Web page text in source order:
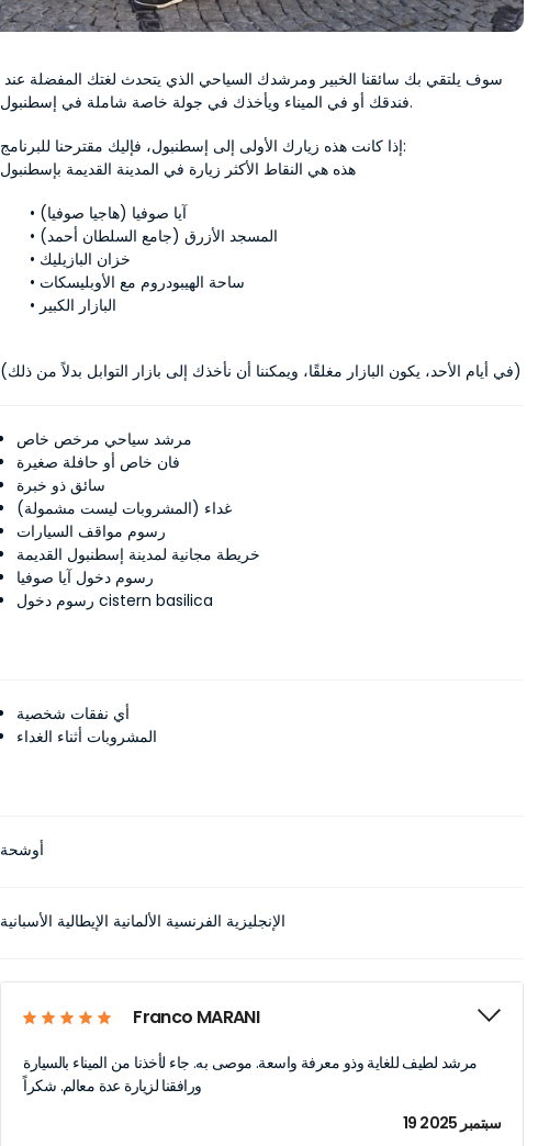
سوف يلتقي بك سائقنا الخبير ومرشدك السياحي الذي يتحدث لغتك المفضلة عند
فندقك أو في الميناء ويأخذك في جولة خاصة شاملة في إسطنبول.
إذا كانت هذه زيارك الأولى إلى إسطنبول، فإليك مقترحنا للبرنامج:
هذه هي النقاط الأكثر زيارة في المدينة القديمة بإسطنبول
آيا صوفيا (هاجيا صوفيا)
المسجد الأزرق (جامع السلطان أحمد)
خزان البازيليك
ساحة الهيبودروم مع الأوبليسكات
البازار الكبير
(في أيام الأحد، يكون البازار مغلقًا، ويمكننا أن نأخذك إلى بازار التوابل بدلاً من ذلك)
مرشد سياحي مرخص خاص
فان خاص أو حافلة صغيرة
سائق ذو خبرة
غداء (المشروبات ليست مشمولة)
رسوم مواقف السيارات
خريطة مجانية لمدينة إسطنبول القديمة
رسوم دخول آيا صوفيا
رسوم دخول cistern basilica
أي نفقات شخصية
المشروبات أثناء الغداء
أوشحة
الإنجليزية الفرنسية الألمانية الإيطالية الأسبانية
Franco MARANI
مرشد لطيف للغاية وذو معرفة واسعة. موصى به. جاء لأخذنا من الميناء بالسيارة
ورافقنا لزيارة عدة معالم. شكراً
19 سبتمبر 2025